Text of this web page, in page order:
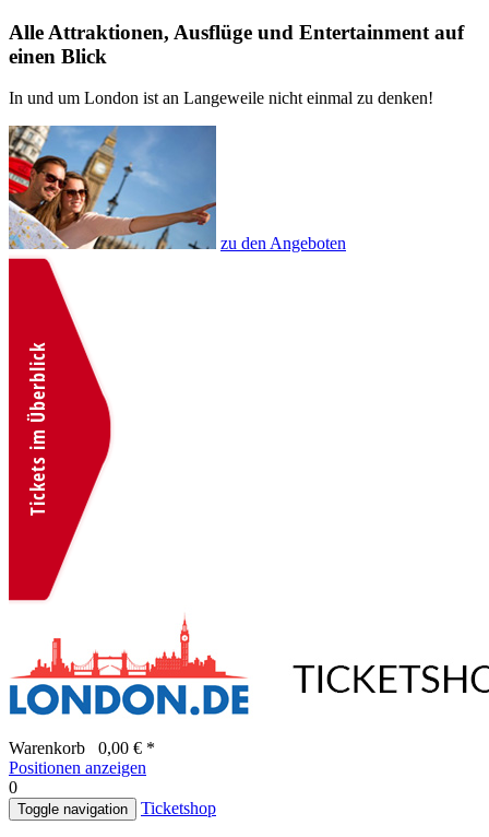
Alle Attraktionen, Ausflüge und Entertainment auf
einen Blick
In und um London ist an Langeweile nicht einmal zu denken!
zu den Angeboten
Warenkorb 0,00 € *
Positionen anzeigen
0
Toggle navigation Ticketshop